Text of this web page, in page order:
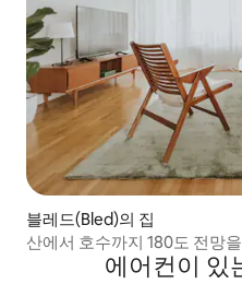
블레드(Bled)의 집
산에서 호수까지 180도 전망
에어컨이 있